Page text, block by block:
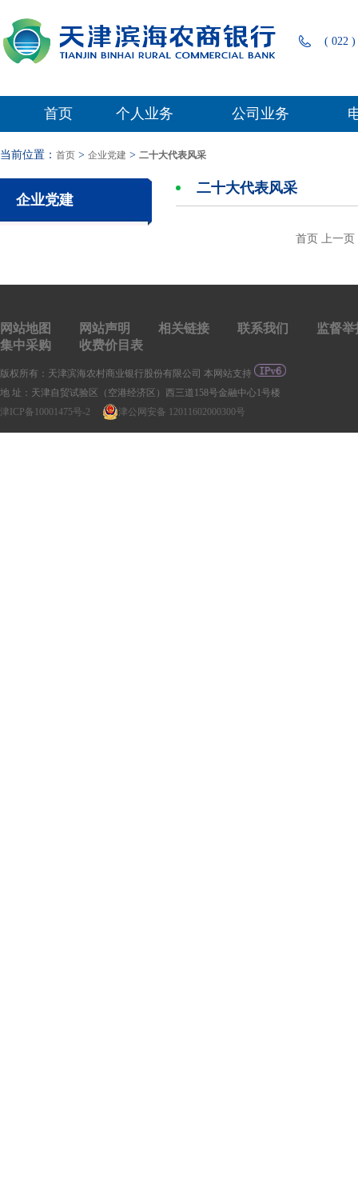
( 022 )
首页 个人业务 公司业务
当前位置： 首页 > 企业党建 > 二十大代表风采
企业党建
二十大代表风采
首页 上一页
网站地图 网站声明 相关链接 联系我们
监督举
集中采购
收费价目表
版权所有：天津滨海农村商业银行股份有限公司 本网站支持
地 址：天津自贸试验区（空港经济区）西三道158号金融中心1号楼
津ICP备10001475号-2
津公网安备 12011602000300号